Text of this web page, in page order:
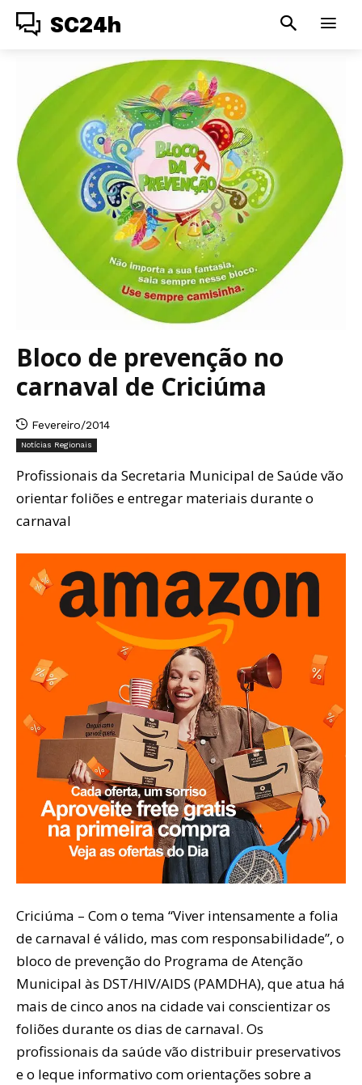
SC24h
Bloco de prevenção no
carnaval de Criciúma
Fevereiro/2014
Notícias Regionais
Profissionais da Secretaria Municipal de Saúde vão
orientar foliões e entregar materiais durante o
carnaval
Criciúma – Com o tema “Viver intensamente a folia
de carnaval é válido, mas com responsabilidade”, o
bloco de prevenção do Programa de Atenção
Municipal às DST/HIV/AIDS (PAMDHA), que atua há
mais de cinco anos na cidade vai conscientizar os
foliões durante os dias de carnaval. Os
profissionais da saúde vão distribuir preservativos
e o leque informativo com orientações sobre a